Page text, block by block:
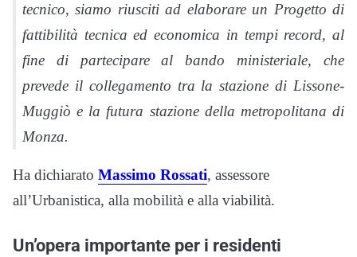
tecnico, siamo riusciti ad elaborare un Progetto di
fattibilità tecnica ed economica in tempi record, al
fine di partecipare al bando ministeriale, che
prevede il collegamento tra la stazione di Lissone-
Muggiò e la futura stazione della metropolitana di
Monza.
Ha dichiarato Massimo Rossati, assessore
all’Urbanistica, alla mobilità e alla viabilità.
Un’opera importante per i residenti